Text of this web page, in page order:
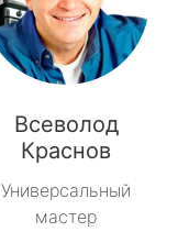
Всеволод
Краснов
Универсальный
мастер